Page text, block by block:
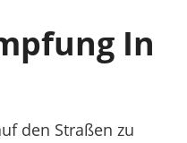
In
den Straßen zu